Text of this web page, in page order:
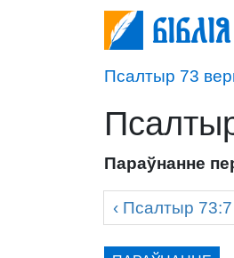
Біблія
Псалтыр 73
Параўнанне
‹ Псалтыр 73:7